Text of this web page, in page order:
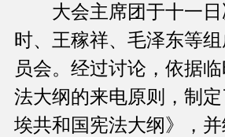
大会主席团于十一日
时、王稼祥、毛泽东等
员会。经过讨论，依据
法大纲的来电原则，制
埃共和国宪法大纲》，并